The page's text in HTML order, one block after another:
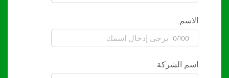
الاسم
0/100
اسم الشركة